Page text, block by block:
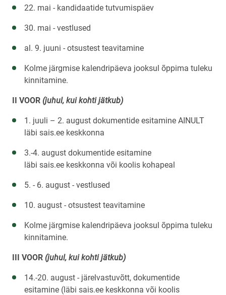
22. mai - kandidaatide tutvumispäev
30. mai - vestlused
al. 9. juuni - otsustest teavitamine
Kolme järgmise kalendripäeva jooksul õppima tuleku
kinnitamine.
II VOOR (juhul, kui kohti jätkub)
1. juuli – 2. august dokumentide esitamine AINULT
läbi sais.ee keskkonna
3.-4. august dokumentide esitamine
läbi sais.ee keskkonna või koolis kohapeal
5. - 6. august - vestlused
10. august - otsustest teavitamine
Kolme järgmise kalendripäeva jooksul õppima tuleku
kinnitamine.
III VOOR (juhul, kui kohti jätkub)
14.-20. august - järelvastuvõtt, dokumentide
esitamine (läbi sais.ee keskkonna või koolis